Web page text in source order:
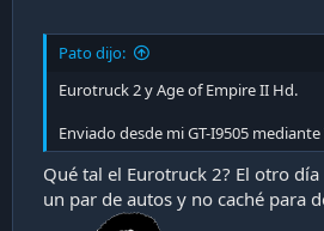
n
Pato dijo:
Eurotruck 2 y Age of Empire II Hd.
Enviado desde mi GT-I9505
Qué tal el Eurotruck 2? El otro
un par de autos y no caché para